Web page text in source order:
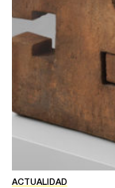
ACTUALIDAD